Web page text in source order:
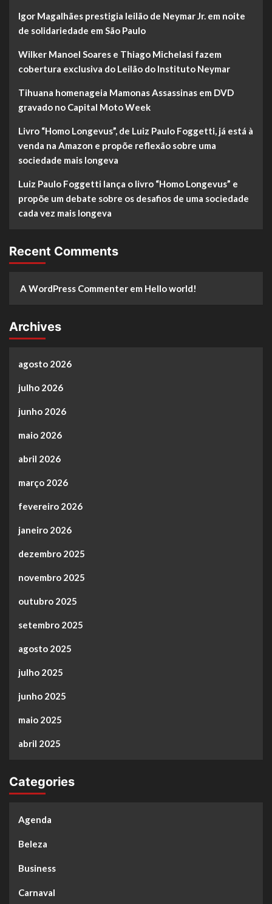
Igor Magalhães prestigia leilão de Neymar Jr. em noite
de solidariedade em São Paulo
Wilker Manoel Soares e Thiago Michelasi fazem
cobertura exclusiva do Leilão do Instituto Neymar
Tihuana homenageia Mamonas Assassinas em DVD
gravado no Capital Moto Week
Livro “Homo Longevus”, de Luiz Paulo Foggetti, já está à
venda na Amazon e propõe reflexão sobre uma
sociedade mais longeva
Luiz Paulo Foggetti lança o livro “Homo Longevus” e
propõe um debate sobre os desafios de uma sociedade
cada vez mais longeva
Recent Comments
A WordPress Commenter em Hello world!
Archives
agosto 2026
julho 2026
junho 2026
maio 2026
abril 2026
março 2026
fevereiro 2026
janeiro 2026
dezembro 2025
novembro 2025
outubro 2025
setembro 2025
agosto 2025
julho 2025
junho 2025
maio 2025
abril 2025
Categories
Agenda
Beleza
Business
Carnaval